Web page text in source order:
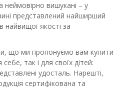
неймовірно вишукані – у
представлений найширший
найвищої якості за
що ми пропонуємо вам купити
так і для своїх дітей:
удосталь. Нарешті,
сертифікована та